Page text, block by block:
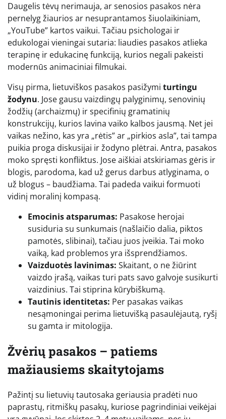
Daugelis tėvų nerimauja, ar senosios pasakos nėra
pernelyg žiaurios ar nesuprantamos šiuolaikiniam,
„YouTube” kartos vaikui. Tačiau psichologai ir
edukologai vieningai sutaria: liaudies pasakos atlieka
terapinę ir edukacinę funkciją, kurios negali pakeisti
modernūs animaciniai filmukai.
Visų pirma, lietuviškos pasakos pasižymi turtingu
žodynu. Jose gausu vaizdingų palyginimų, senovinių
žodžių (archaizmų) ir specifinių gramatinių
konstrukcijų, kurios lavina vaiko kalbos jausmą. Net jei
vaikas nežino, kas yra „rėtis” ar „pirkios asla”, tai tampa
puikia proga diskusijai ir žodyno plėtrai. Antra, pasakos
moko spręsti konfliktus. Jose aiškiai atskiriamas gėris ir
blogis, parodoma, kad už gerus darbus atlyginama, o
už blogus – baudžiama. Tai padeda vaikui formuoti
vidinį moralinį kompasą.
Emocinis atsparumas: Pasakose herojai
susiduria su sunkumais (našlaičio dalia, piktos
pamotės, slibinai), tačiau juos įveikia. Tai moko
vaiką, kad problemos yra išsprendžiamos.
Vaizduotės lavinimas: Skaitant, o ne žiūrint
vaizdo įrašą, vaikas turi pats savo galvoje susikurti
vaizdinius. Tai stiprina kūrybiškumą.
Tautinis identitetas: Per pasakas vaikas
nesąmoningai perima lietuvišką pasaulėjautą, ryšį
su gamta ir mitologija.
Žvėrių pasakos – patiems
mažiausiems skaitytojams
Pažintį su lietuvių tautosaka geriausia pradėti nuo
paprastų, ritmiškų pasakų, kuriose pagrindiniai veikėjai